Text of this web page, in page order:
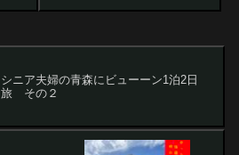
シニア夫婦の青森にビューーン1泊2日
旅 その２